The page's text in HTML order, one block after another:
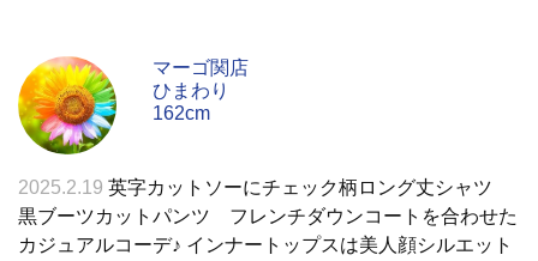
マーゴ関店
ひまわり
162cm
2025.2.19 英字カットソーにチェック柄ロング丈シャツ
黒ブーツカットパンツ フレンチダウンコートを合わせた
カジュアルコーデ♪ インナートップスは美人顔シルエット